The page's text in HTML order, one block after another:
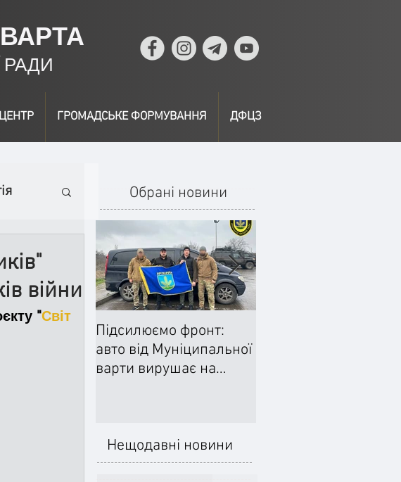
РАДИ
ГРОМАДСЬКЕ ФОРМУВАННЯ ДФЦЗ
війни
"Світ
Обрані новини
Підсилюємо фронт:
авто від Муніципальної
варти вирушає на
Нещодавні новини